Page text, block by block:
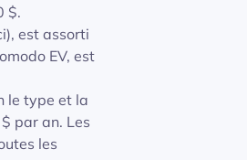
$.
est assorti
EV, est
le type et la
par an. Les
les